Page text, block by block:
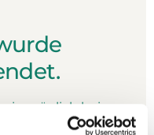
möglich bei